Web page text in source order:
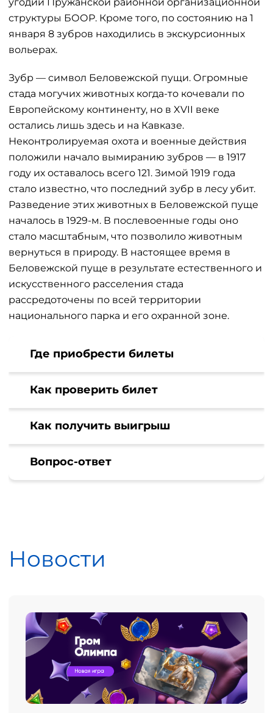
структуры БООР. Кроме того, по состоянию на 1
января 8 зубров находились в экскурсионных
вольерах.
Зубр — символ Беловежской пущи. Огромные
стада могучих животных когда-то кочевали по
Европейскому континенту, но в XVII веке
остались лишь здесь и на Кавказе.
Неконтролируемая охота и военные действия
положили начало вымиранию зубров — в 1917
году их оставалось всего 121. Зимой 1919 года
стало известно, что последний зубр в лесу убит.
Разведение этих животных в Беловежской пуще
началось в 1929-м. В послевоенные годы оно
стало масштабным, что позволило животным
вернуться в природу. В настоящее время в
Беловежской пуще в результате естественного и
искусственного расселения стада
рассредоточены по всей территории
национального парка и его охранной зоне.
Где приобрести билеты
Как проверить билет
Как получить выигрыш
Вопрос-ответ
Новости